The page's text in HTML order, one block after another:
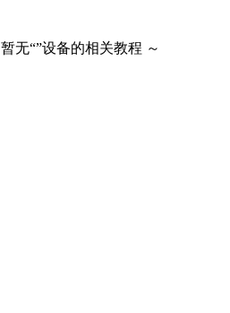
暂无“”设备的相关教程 ～